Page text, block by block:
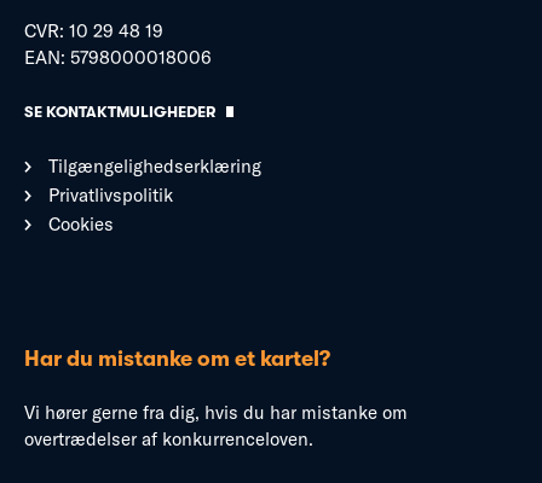
CVR: 10 29 48 19
EAN: 5798000018006
SE KONTAKTMULIGHEDER
Tilgængelighedserklæring
Privatlivspolitik
Cookies
Har du mistanke om et kartel?
Vi hører gerne fra dig, hvis du har mistanke om
overtrædelser af konkurrenceloven.